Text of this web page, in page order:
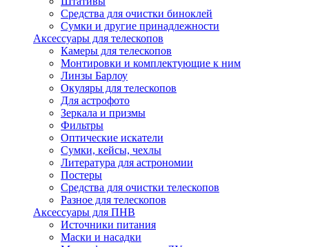
Средства для очистки биноклей
Сумки и другие принадлежности
Аксессуары для телескопов
Камеры для телескопов
Монтировки и комплектующие к ним
Линзы Барлоу
Окуляры для телескопов
Для астрофото
Зеркала и призмы
Фильтры
Оптические искатели
Сумки, кейсы, чехлы
Литература для астрономии
Постеры
Средства для очистки телескопов
Разное для телескопов
Аксессуары для ПНВ
Источники питания
Маски и насадки